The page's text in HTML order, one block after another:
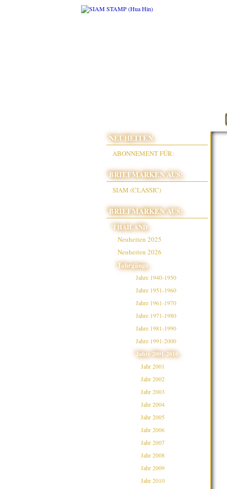
NEUHEITEN
ABONNEMENT FÜR:
BRIEFMARKEN AUS:
SIAM (CLASSIC)
BRIEFMARKEN AUS:
THAILAND
Neuheiten 2025
Neuheiten 2026
Jahrgänge
Jahre 1940-1950
Jahre 1951-1960
Jahre 1961-1970
Jahre 1971-1980
Jahre 1981-1990
Jahre 1991-2000
Jahre 2001-2010
Jahr 2001
Jahr 2002
Jahr 2003
Jahr 2004
Jahr 2005
Jahr 2006
Jahr 2007
Jahr 2008
Jahr 2009
Jahr 2010